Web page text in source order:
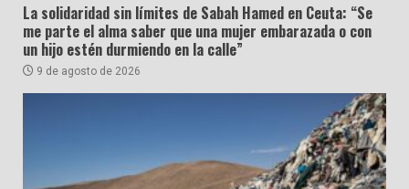
La solidaridad sin límites de Sabah Hamed en Ceuta: “Se
me parte el alma saber que una mujer embarazada o con
un hijo estén durmiendo en la calle”
9 de agosto de 2026